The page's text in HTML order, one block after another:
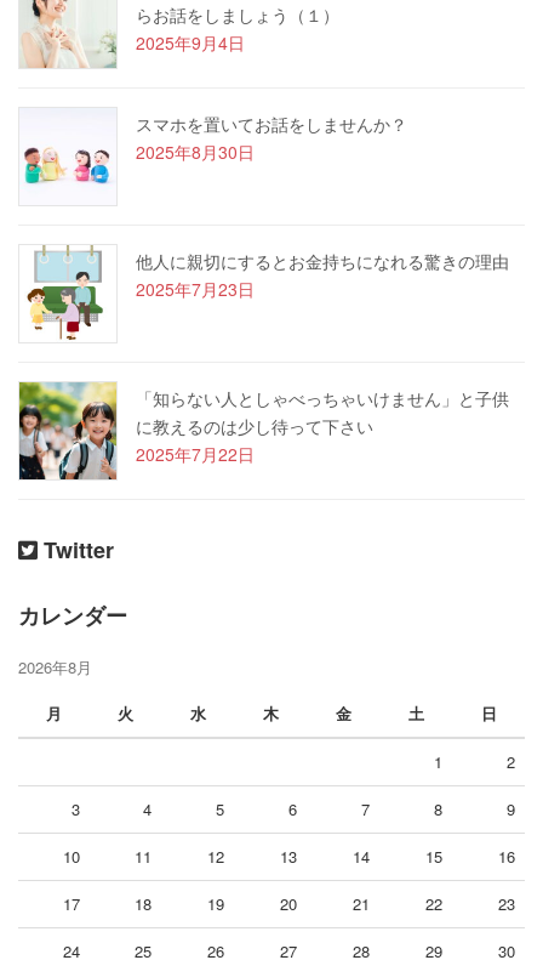
らお話をしましょう（１）
2025年9月4日
スマホを置いてお話をしませんか？
2025年8月30日
他人に親切にするとお金持ちになれる驚きの理由
2025年7月23日
「知らない人としゃべっちゃいけません」と子供
に教えるのは少し待って下さい
2025年7月22日
Twitter
カレンダー
2026年8月
月
火 水 木 金 土 日
1 2
3 4 5 6 7 8 9
10 11 12 13 14 15 16
17 18 19 20 21 22 23
24 25 26 27 28 29 30